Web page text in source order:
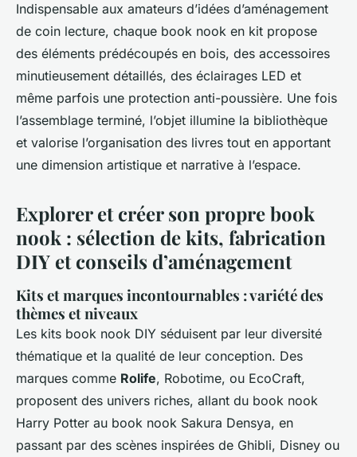
Indispensable aux amateurs d’idées d’aménagement
de coin lecture, chaque book nook en kit propose
des éléments prédécoupés en bois, des accessoires
minutieusement détaillés, des éclairages LED et
même parfois une protection anti-poussière. Une fois
l’assemblage terminé, l’objet illumine la bibliothèque
et valorise l’organisation des livres tout en apportant
une dimension artistique et narrative à l’espace.
Explorer et créer son propre book
nook : sélection de kits, fabrication
DIY et conseils d’aménagement
Kits et marques incontournables : variété des
thèmes et niveaux
Les kits book nook DIY séduisent par leur diversité
thématique et la qualité de leur conception. Des
marques comme Rolife, Robotime, ou EcoCraft,
proposent des univers riches, allant du book nook
Harry Potter au book nook Sakura Densya, en
passant par des scènes inspirées de Ghibli, Disney ou